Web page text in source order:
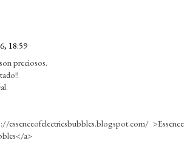
18:59
preciosos.
essenceofelectricsbubbles.blogspot.com/ >Essence
a>